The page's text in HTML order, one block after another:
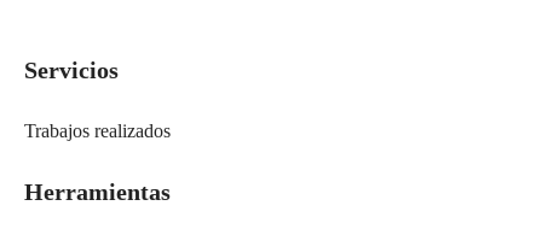
Servicios
Trabajos realizados
Herramientas